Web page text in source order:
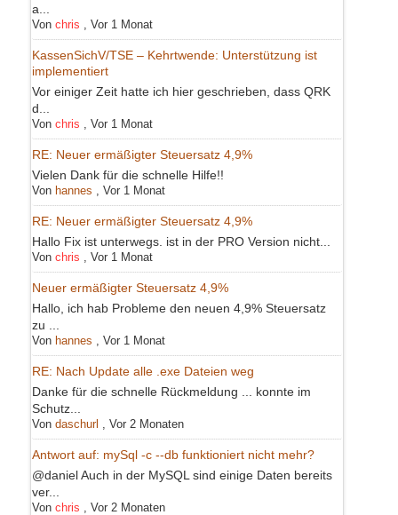
a...
Von chris Vor 1 Monat
KassenSichV/TSE – Kehrtwende: Unterstützung ist
implementiert
Vor einiger Zeit hatte ich hier geschrieben, dass QRK
d...
Von chris Vor 1 Monat
RE: Neuer ermäßigter Steuersatz 4,9%
Vielen Dank für die schnelle Hilfe!!
Von hannes Vor 1 Monat
RE: Neuer ermäßigter Steuersatz 4,9%
Hallo Fix ist unterwegs. ist in der PRO Version nicht...
Von chris Vor 1 Monat
Neuer ermäßigter Steuersatz 4,9%
Hallo, ich hab Probleme den neuen 4,9% Steuersatz
zu ...
Von hannes Vor 1 Monat
RE: Nach Update alle .exe Dateien weg
Danke für die schnelle Rückmeldung ... konnte im
Schutz...
Von daschurl Vor 2 Monaten
Antwort auf: mySql -c --db funktioniert nicht mehr?
@daniel Auch in der MySQL sind einige Daten bereits
ver...
Von chris Vor 2 Monaten